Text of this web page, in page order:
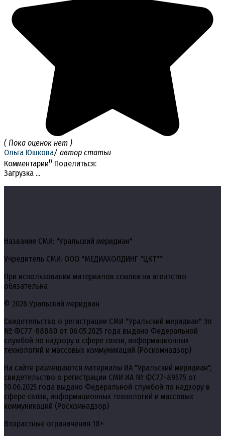
( Пока оценок нет )
Ольга Юшкова/ автор статьи
Комментарии0 Поделиться:
Загрузка ...
Название СМИ: "Уральский меридиан"
Учредитель СМИ: ООО "МЕДИАХОЛДИНГ "ЦКТ""
При использовании материалов ссылка на агентство
обязательна
© 2026 Уральский меридиан
Свидетельство о регистрации СМИ "Уральский меридиан" Эл
№ ФС77-88880 от 06.05.2025 года выдано Федеральной
службой по надзору в сфере связи, информационных
технологий и массовых коммуникаций (Роскомнадзор)
На сайте размещаются материалы ИА "Уральский меридиан",
свидетельство о регистрации СМИ ИА № ФС77-89575 от
10.06.2025 года выдано Федеральной службой по надзору в
сфере связи, информационных технологий и массовых
коммуникаций (Роскомнадзор)
Возрастные ограничения 18+